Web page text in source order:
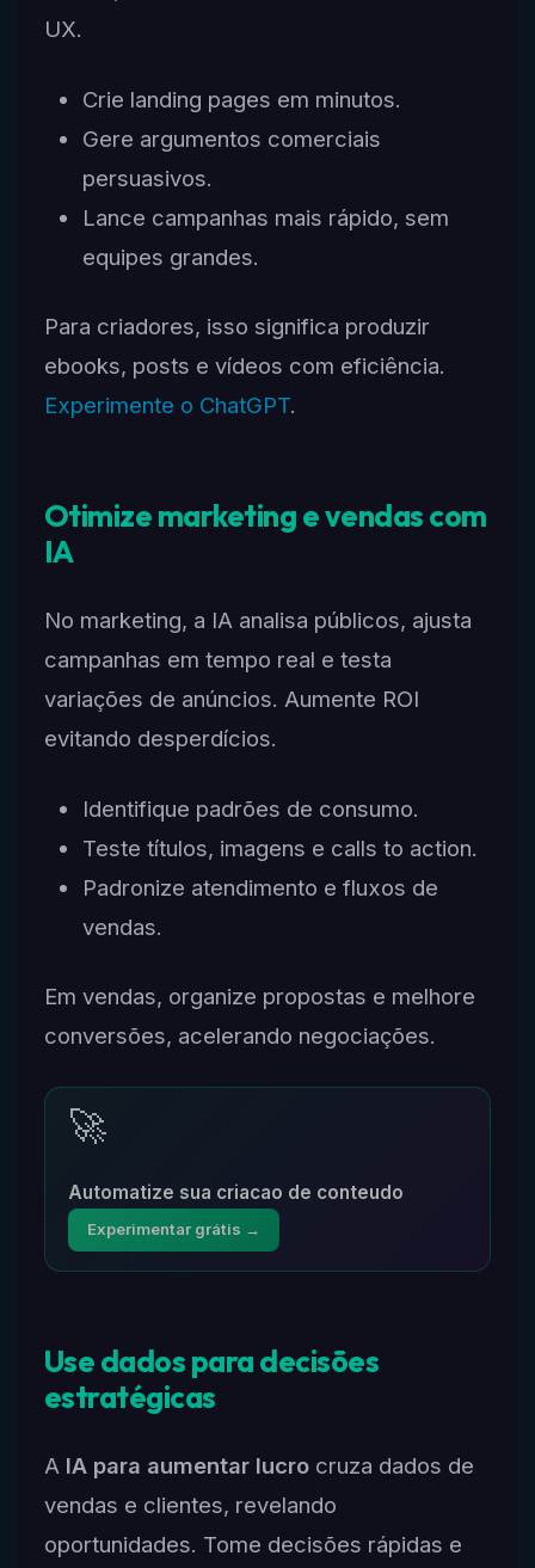
UX.
Crie landing pages em minutos.
Gere argumentos comerciais
persuasivos.
Lance campanhas mais rápido, sem
equipes grandes.
Para criadores, isso significa produzir
ebooks, posts e vídeos com eficiência.
Experimente o ChatGPT.
Otimize marketing e vendas com
IA
No marketing, a IA analisa públicos, ajusta
campanhas em tempo real e testa
variações de anúncios. Aumente ROI
evitando desperdícios.
Identifique padrões de consumo.
Teste títulos, imagens e calls to action.
Padronize atendimento e fluxos de
vendas.
Em vendas, organize propostas e melhore
conversões, acelerando negociações.
🚀
Automatize sua criacao de conteudo
Experimentar grátis →
Use dados para decisões
estratégicas
A IA para aumentar lucrocruza dados de
vendas e clientes, revelando
oportunidades. Tome decisões rápidas e